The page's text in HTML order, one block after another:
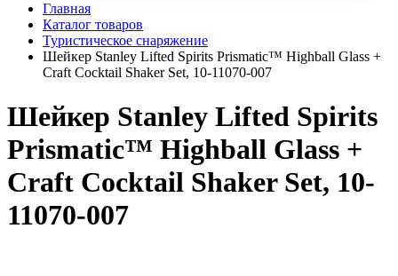
Главная
Каталог товаров
Туристическое снаряжение
Шейкер Stanley Lifted Spirits Prismatic™ Highball Glass +
Craft Cocktail Shaker Set, 10-11070-007
Шейкер Stanley Lifted Spirits
Prismatic™ Highball Glass +
Craft Cocktail Shaker Set, 10-
11070-007